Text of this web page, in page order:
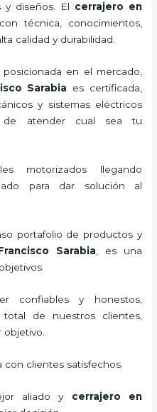
y diseños. El cerrajero en
técnica, conocimientos,
calidad y durabilidad.
en el mercado,
Sarabia es certificada,
y sistemas eléctricos
de atender cual sea tu
motorizados llegando
para dar solución al
portafolio de productos y
Sarabia , es una
confiables y honestos,
de nuestros clientes,
objetivo.
con clientes satisfechos.
aliado y cerrajero en